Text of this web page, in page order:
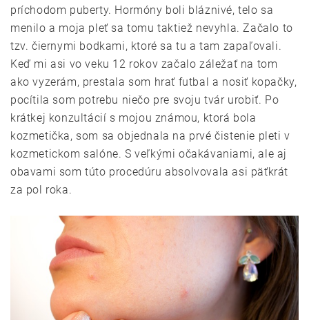
príchodom puberty. Hormóny boli bláznivé, telo sa
menilo a moja pleť sa tomu taktiež nevyhla. Začalo to
tzv. čiernymi bodkami, ktoré sa tu a tam zapaľovali.
Keď mi asi vo veku 12 rokov začalo záležať na tom
ako vyzerám, prestala som hrať futbal a nosiť kopačky,
pocítila som potrebu niečo pre svoju tvár urobiť. Po
krátkej konzultácií s mojou známou, ktorá bola
kozmetička, som sa objednala na prvé čistenie pleti v
kozmetickom salóne. S veľkými očakávaniami, ale aj
obavami som túto procedúru absolvovala asi päťkrát
za pol roka.